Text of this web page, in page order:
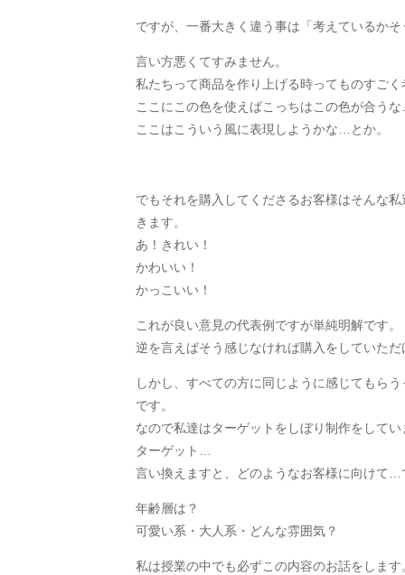
ですが、一番大きく違う事は「考えているか
言い方悪くてすみません。
私たちって商品を作り上げる時ってものすごく
ここにこの色を使えばこっちはこの色が合う
ここはこういう風に表現しようかな…とか。
でもそれを購入してくださるお客様はそんな
きます。
あ！きれい！
かわいい！
かっこいい！
これが良い意見の代表例ですが単純明解です。
逆を言えばそう感じなければ購入をしていた
しかし、すべての方に同じように感じてもら
です。
なので私達はターゲットをしぼり制作をしてい
ターゲット…
言い換えますと、どのようなお客様に向けて…
年齢層は？
可愛い系・大人系・どんな雰囲気？
私は授業の中でも必ずこの内容のお話をします